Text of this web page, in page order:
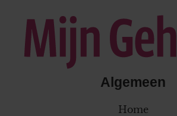
Algemeen
Home